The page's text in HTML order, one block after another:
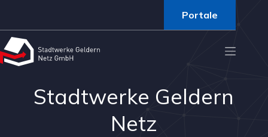
Portale
Stadtwerke Geldern
Netz